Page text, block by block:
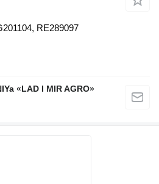
RE289097
«LAD I MIR AGRO»